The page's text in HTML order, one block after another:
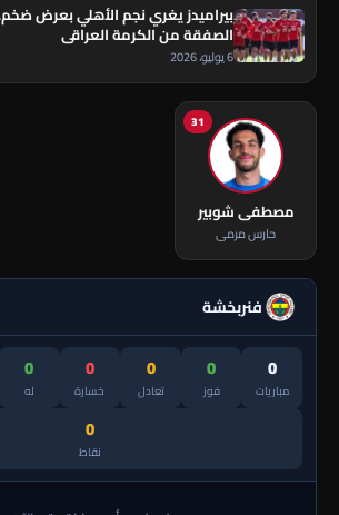
بيراميدز يغري نجم الأهلي بعرض
الصفقة من الكرمة العراقي
6 يوليو، 2026
31
مصطفى شوبير
حارس مرمى
فنربخشة
0
مباريات
0
فوز
0
تعادل
0
خسارة
0
له
0
نقاط